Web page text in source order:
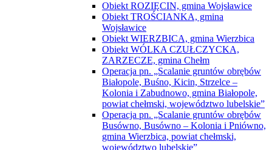
Obiekt ROZIĘCIN, gmina Wojsławice
Obiekt TROŚCIANKA, gmina
Wojsławice
Obiekt WIERZBICA, gmina Wierzbica
Obiekt WÓLKA CZUŁCZYCKA,
ZARZECZE, gmina Chełm
Operacja pn. „Scalanie gruntów obrębów
Białopole, Buśno, Kicin, Strzelce –
Kolonia i Zabudnowo, gmina Białopole,
powiat chełmski, województwo lubelskie”
Operacja pn. „Scalanie gruntów obrębów
Busówno, Busówno – Kolonia i Pniówno,
gmina Wierzbica, powiat chełmski,
województwo lubelskie”